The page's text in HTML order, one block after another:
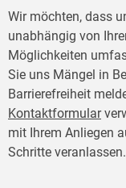
Wir möchten, dass
unabhängig von
Möglichkeiten
Sie uns Mängel in
Barrierefreiheit
Kontaktformular
mit Ihrem Anliegen
Schritte veranlassen.